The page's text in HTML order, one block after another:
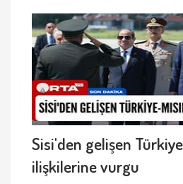
Sisi'den gelişen
ilişkilerine vurgu